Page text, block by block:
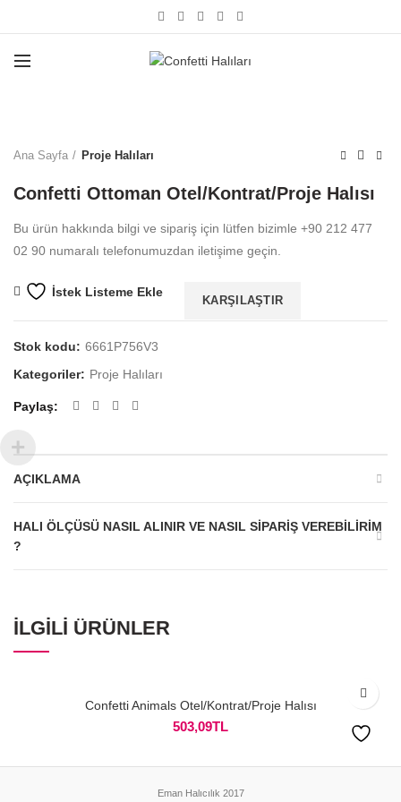
Ana Sayfa Proje Halıları
Confetti Ottoman Otel/Kontrat/Proje Halısı
Bu ürün hakkında bilgi ve sipariş için lütfen bizimle +90 212 477
02 90 numaralı telefonumuzdan iletişime geçin.
İstek Listeme Ekle
KARŞILAŞTIR
Stok kodu: 6661P756V3
Kategoriler: Proje Halıları
Paylaş
AÇIKLAMA
HALI ÖLÇÜSÜ NASIL ALINIR VE NASIL SIPARIŞ VEREBILIRIM
?
İLGILI ÜRÜNLER
Confetti Animals Otel/Kontrat/Proje Halısı
503,09TL
Eman Halıcılık 2017